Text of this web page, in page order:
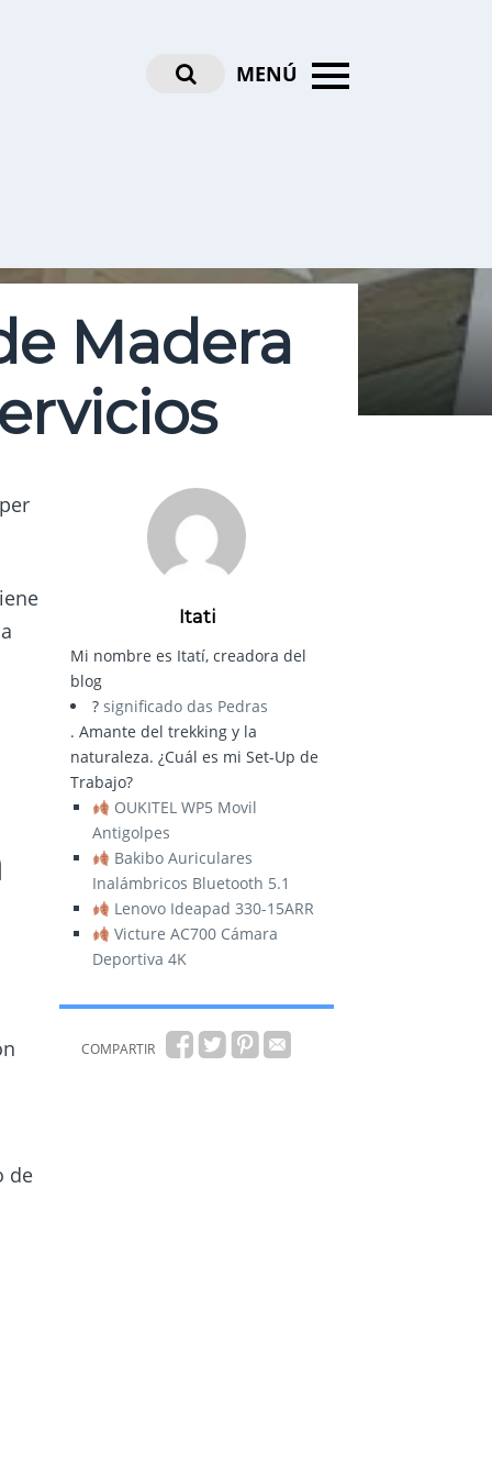
MENÚ
Madera
de
Itati
Mi nombre es Itatí, creadora del
blog
? significado das Pedras
. Amante del trekking y la
naturaleza. ¿Cuál es mi Set-Up de
Trabajo?
OUKITEL WP5 Movil
Antigolpes
Bakibo Auriculares
Inalámbricos Bluetooth 5.1
Lenovo Ideapad 330-15ARR
Victure AC700 Cámara
Deportiva 4K
COMPARTIR